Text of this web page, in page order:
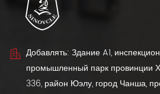
501 км. Экспорт для
международных
импортеров.
Добавлять: Здание A1,
промышленный парк провинции
336, район Юэлу, город Чанша,